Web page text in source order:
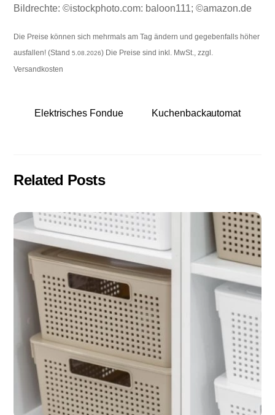
Bildrechte: ©istockphoto.com: baloon111; ©amazon.de
Die Preise können sich mehrmals am Tag ändern und gegebenfalls höher
ausfallen! (Stand5.08.2026) Die Preise sind inkl. MwSt., zzgl.
Versandkosten
Elektrisches Fondue Kuchenbackautomat
Related Posts